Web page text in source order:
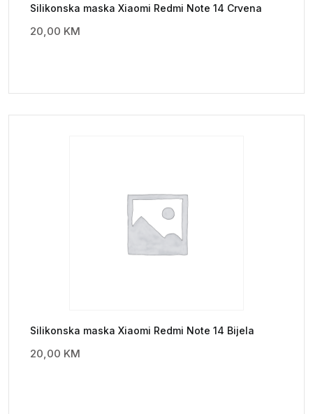
Silikonska maska Xiaomi Redmi Note 14 Crvena
20,00 KM
Silikonska maska Xiaomi Redmi Note 14 Bijela
20,00 KM